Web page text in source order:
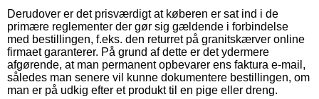
Derudover er det prisværdigt at køberen er sat ind i de
primære reglementer der gør sig gældende i forbindelse
med bestillingen, f.eks. den returret på granitskærver online
firmaet garanterer. På grund af dette er det ydermere
afgørende, at man permanent opbevarer ens faktura e-mail,
således man senere vil kunne dokumentere bestillingen, om
man er på udkig efter et produkt til en pige eller dreng.